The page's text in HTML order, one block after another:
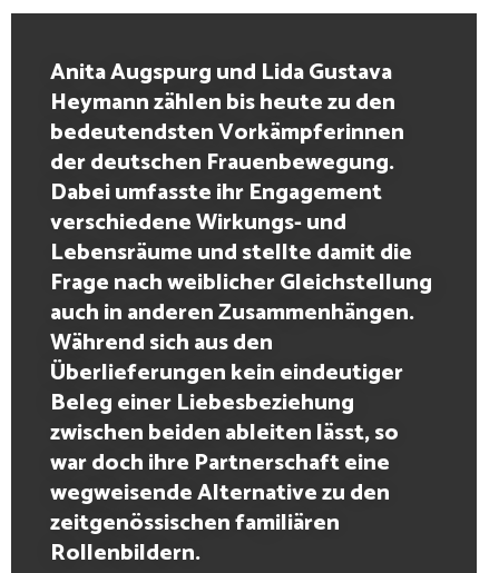
Anita Augspurg und Lida Gustava
Heymann zählen bis heute zu den
bedeutendsten Vorkämpferinnen
der deutschen Frauenbewegung.
Dabei umfasste ihr Engagement
verschiedene Wirkungs- und
Lebensräume und stellte damit die
Frage nach weiblicher Gleichstellung
auch in anderen Zusammenhängen.
Während sich aus den
Überlieferungen kein eindeutiger
Beleg einer Liebesbeziehung
zwischen beiden ableiten lässt, so
war doch ihre Partnerschaft eine
wegweisende Alternative zu den
zeitgenössischen familiären
Rollenbildern.